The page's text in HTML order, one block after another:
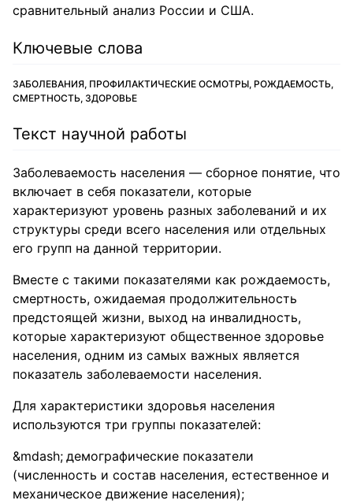
сравнительный анализ России и США.
Ключевые слова
ЗАБОЛЕВАНИЯ, ПРОФИЛАКТИЧЕСКИЕ ОСМОТРЫ, РОЖДАЕМОСТЬ,
СМЕРТНОСТЬ, ЗДОРОВЬЕ
Текст научной работы
Заболеваемость населения — сборное понятие, что
включает в себя показатели, которые
характеризуют уровень разных заболеваний и их
структуры среди всего населения или отдельных
его групп на данной территории.
Вместе с такими показателями как рождаемость,
смертность, ожидаемая продолжительность
предстоящей жизни, выход на инвалидность,
которые характеризуют общественное здоровье
населения, одним из самых важных является
показатель заболеваемости населения.
Для характеристики здоровья населения
используются три группы показателей:
демографические показатели
(численность и состав населения, естественное и
механическое движение населения);